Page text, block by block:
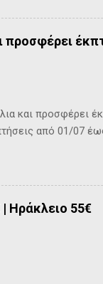
προσφέρει
και προσφέρει
από 01/07
Ηράκλειο 55€